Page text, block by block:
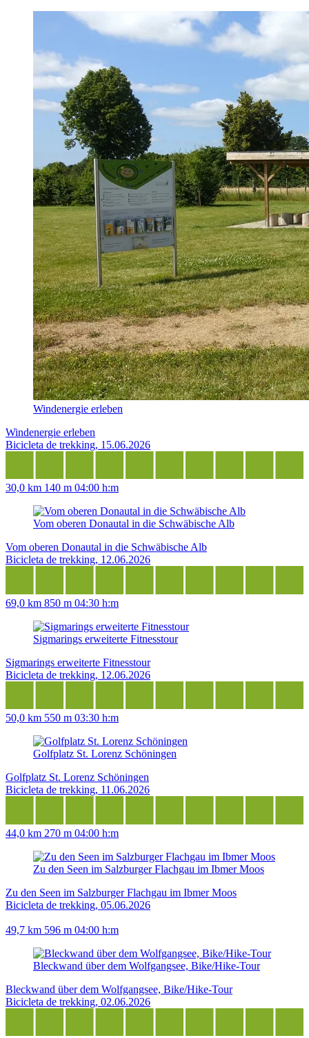
Windenergie erleben
Windenergie erleben
Bicicleta de trekking, 15.06.2026
30,0 km 140 m 04:00 h:m
Vom oberen Donautal in die Schwäbische Alb
Vom oberen Donautal in die Schwäbische Alb
Bicicleta de trekking, 12.06.2026
69,0 km 850 m 04:30 h:m
Sigmarings erweiterte Fitnesstour
Sigmarings erweiterte Fitnesstour
Bicicleta de trekking, 12.06.2026
50,0 km 550 m 03:30 h:m
Golfplatz St. Lorenz Schöningen
Golfplatz St. Lorenz Schöningen
Bicicleta de trekking, 11.06.2026
44,0 km 270 m 04:00 h:m
Zu den Seen im Salzburger Flachgau im Ibmer Moos
Zu den Seen im Salzburger Flachgau im Ibmer Moos
Bicicleta de trekking, 05.06.2026
49,7 km 596 m 04:00 h:m
Bleckwand über dem Wolfgangsee, Bike/Hike-Tour
Bleckwand über dem Wolfgangsee, Bike/Hike-Tour
Bicicleta de trekking, 02.06.2026